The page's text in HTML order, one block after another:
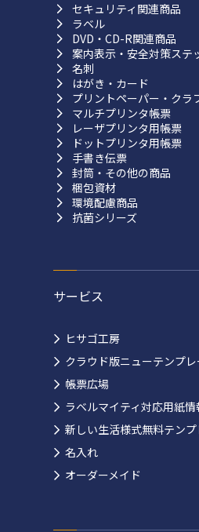
セキュリティ関連商品
ラベル
DVD・CD-R関連商品
案内表示・安全対策ステ
名刺
はがき・カード
プリントペーパー・クラ
マルチプリンタ帳票
レーザプリンタ用帳票
ドットプリンタ用帳票
手書き伝票
封筒・その他の商品
梱包資材
環境配慮商品
抗菌シリーズ
サービス
ヒサゴ工房
クラウド版ニューテンプレ
帳票広場
ラベルマイティ対応用紙情
新しい生活様式無料テンプ
名入れ
オーダーメイド